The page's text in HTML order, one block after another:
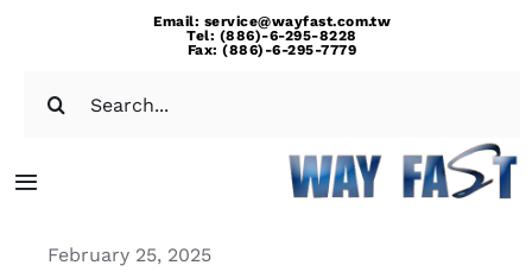
Email: service@wayfast.com.tw
Tel: (886)-6-295-8228
Fax: (886)-6-295-7779
for:
Toggle
February 25, 2025